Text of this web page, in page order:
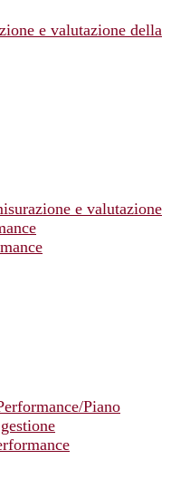
e valutazione della
e valutazione
Piano